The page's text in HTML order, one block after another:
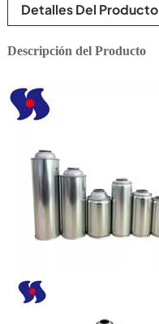
Detalles Del Producto
Descripción del Producto